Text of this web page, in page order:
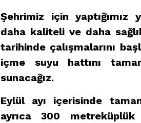
Şehrimiz için yaptığımız
daha kaliteli ve daha
tarihinde çalışmalarını
içme suyu hattını
sunacağız.
Eylül ayı içerisinde
ayrıca 300